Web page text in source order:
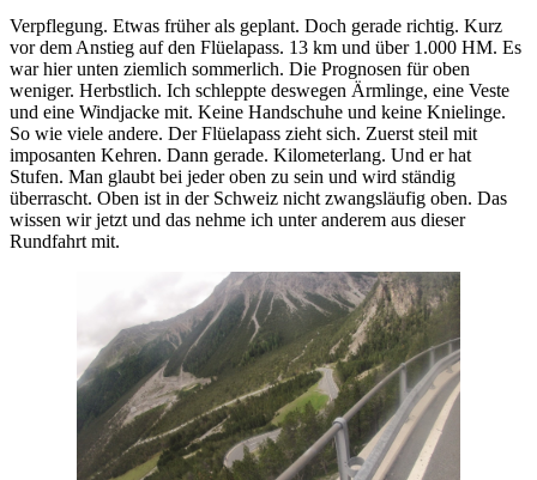
Verpflegung. Etwas früher als geplant. Doch gerade richtig. Kurz
vor dem Anstieg auf den Flüelapass. 13 km und über 1.000 HM. Es
war hier unten ziemlich sommerlich. Die Prognosen für oben
weniger. Herbstlich. Ich schleppte deswegen Ärmlinge, eine Veste
und eine Windjacke mit. Keine Handschuhe und keine Knielinge.
So wie viele andere. Der Flüelapass zieht sich. Zuerst steil mit
imposanten Kehren. Dann gerade. Kilometerlang. Und er hat
Stufen. Man glaubt bei jeder oben zu sein und wird ständig
überrascht. Oben ist in der Schweiz nicht zwangsläufig oben. Das
wissen wir jetzt und das nehme ich unter anderem aus dieser
Rundfahrt mit.